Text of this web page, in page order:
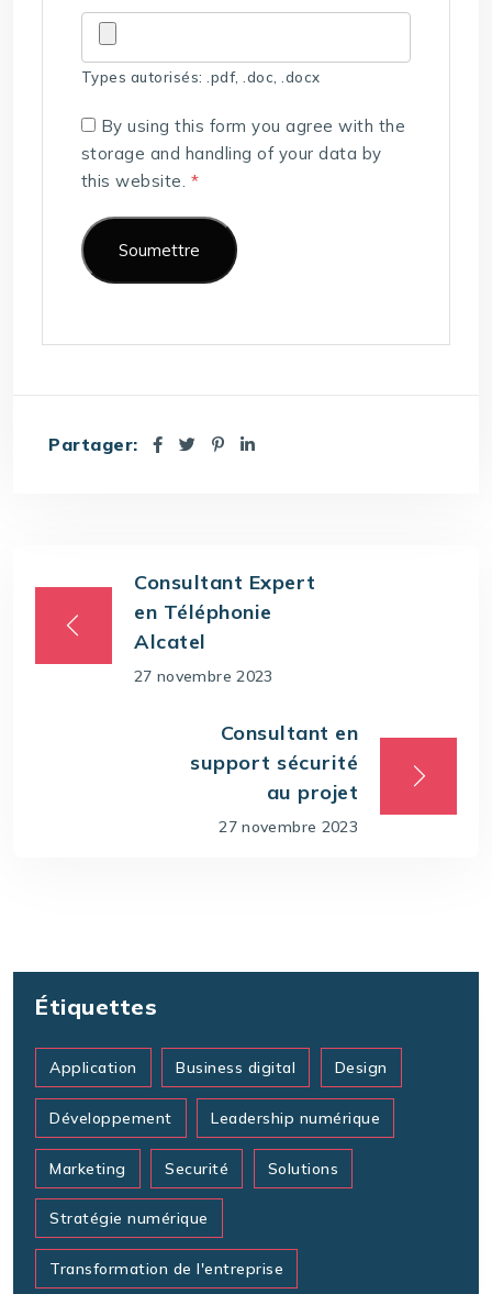
Types autorisés: .pdf, .doc, .docx
By using this form you agree with the
storage and handling of your data by
this website. *
Partager:
Consultant Expert
en Téléphonie
Alcatel
27 novembre 2023
Consultant en
support sécurité
au projet
27 novembre 2023
Étiquettes
Application Business digital Design
Développement Leadership numérique
Marketing Securité Solutions
Stratégie numérique
Transformation de l'entreprise